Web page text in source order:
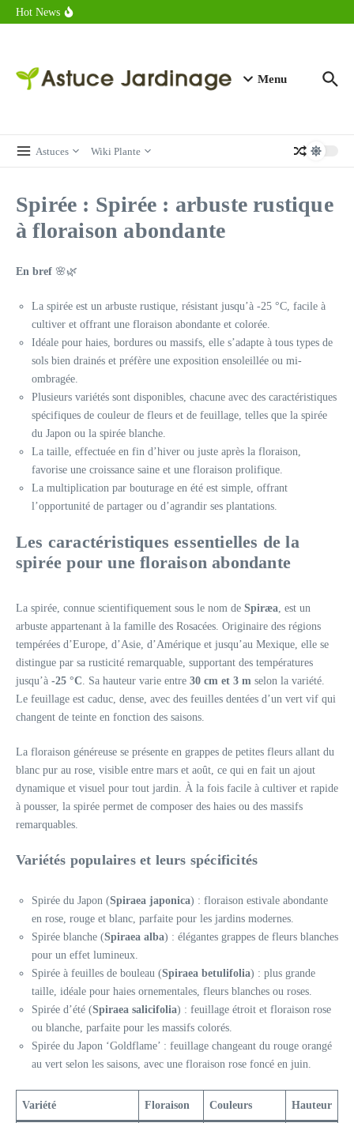
Aller au contenu
Hot News
Combien de calories dans un croque monsieur en 2025 ?
Menu
Astuces Wiki Plante
Spirée : Spirée : arbuste rustique
à floraison abondante
En bref 🌸🌿
La spirée est un arbuste rustique, résistant jusqu’à -25 °C, facile à
cultiver et offrant une floraison abondante et colorée.
Idéale pour haies, bordures ou massifs, elle s’adapte à tous types de
sols bien drainés et préfère une exposition ensoleillée ou mi-
ombragée.
Plusieurs variétés sont disponibles, chacune avec des caractéristiques
spécifiques de couleur de fleurs et de feuillage, telles que la spirée
du Japon ou la spirée blanche.
La taille, effectuée en fin d’hiver ou juste après la floraison,
favorise une croissance saine et une floraison prolifique.
La multiplication par bouturage en été est simple, offrant
l’opportunité de partager ou d’agrandir ses plantations.
Les caractéristiques essentielles de la
spirée pour une floraison abondante
La spirée, connue scientifiquement sous le nom de Spiræa, est un
arbuste appartenant à la famille des Rosacées. Originaire des régions
tempérées d’Europe, d’Asie, d’Amérique et jusqu’au Mexique, elle se
distingue par sa rusticité remarquable, supportant des températures
jusqu’à -25 °C. Sa hauteur varie entre 30 cm et 3 m selon la variété.
Le feuillage est caduc, dense, avec des feuilles dentées d’un vert vif qui
changent de teinte en fonction des saisons.
La floraison généreuse se présente en grappes de petites fleurs allant du
blanc pur au rose, visible entre mars et août, ce qui en fait un ajout
dynamique et visuel pour tout jardin. À la fois facile à cultiver et rapide
à pousser, la spirée permet de composer des haies ou des massifs
remarquables.
Variétés populaires et leurs spécificités
Spirée du Japon (Spiraea japonica) : floraison estivale abondante
en rose, rouge et blanc, parfaite pour les jardins modernes.
Spirée blanche (Spiraea alba) : élégantes grappes de fleurs blanches
pour un effet lumineux.
Spirée à feuilles de bouleau (Spiraea betulifolia) : plus grande
taille, idéale pour haies ornementales, fleurs blanches ou roses.
Spirée d’été (Spiraea salicifolia) : feuillage étroit et floraison rose
ou blanche, parfaite pour les massifs colorés.
Spirée du Japon ‘Goldflame’ : feuillage changeant du rouge orangé
au vert selon les saisons, avec une floraison rose foncé en juin.
Variété Floraison Couleurs Hauteur